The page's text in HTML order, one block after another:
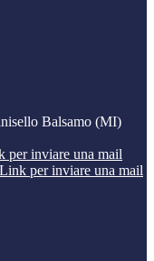
Balsamo (MI)
per inviare una mail
Link per inviare una mail